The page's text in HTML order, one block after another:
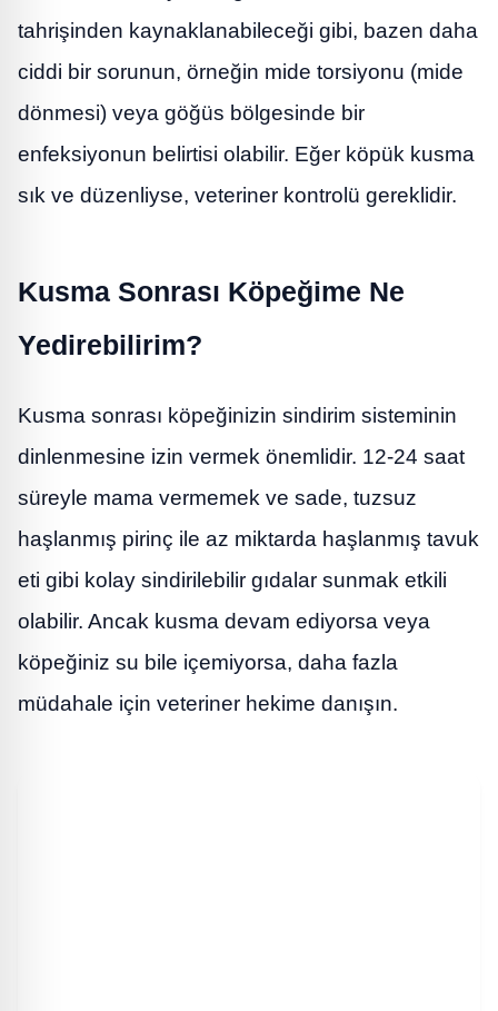
tahrişinden kaynaklanabileceği gibi, bazen daha
ciddi bir sorunun, örneğin mide torsiyonu (mide
dönmesi) veya göğüs bölgesinde bir
enfeksiyonun belirtisi olabilir. Eğer köpük kusma
sık ve düzenliyse, veteriner kontrolü gereklidir.
Kusma Sonrası Köpeğime Ne
Yedirebilirim?
Kusma sonrası köpeğinizin sindirim sisteminin
dinlenmesine izin vermek önemlidir. 12-24 saat
süreyle mama vermemek ve sade, tuzsuz
haşlanmış pirinç ile az miktarda haşlanmış tavuk
eti gibi kolay sindirilebilir gıdalar sunmak etkili
olabilir. Ancak kusma devam ediyorsa veya
köpeğiniz su bile içemiyorsa, daha fazla
müdahale için veteriner hekime danışın.